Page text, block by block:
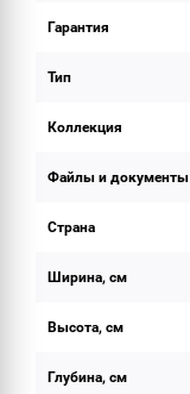
Гарантия
Тип
Коллекция
Файлы и документы
Страна
Ширина, см
Высота, см
Глубина, см